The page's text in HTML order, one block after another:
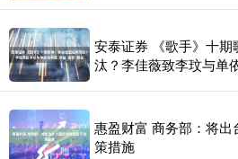
安泰证券 《歌手》十
汰？李佳薇致李玟与单
惠盈财富 商务部：将
策措施